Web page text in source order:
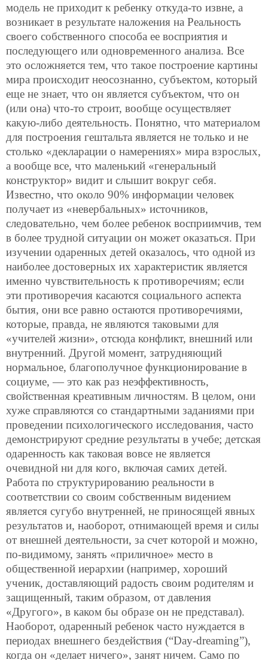
модель не приходит к ребенку откуда-то извне, а
возникает в результате наложения на Реальность
своего собственного способа ее восприятия и
последующего или одновременного анализа. Все
это осложняется тем, что такое построение картины
мира происходит неосознанно, субъектом, который
еще не знает, что он является субъектом, что он
(или она) что-то строит, вообще осуществляет
какую-либо деятельность. Понятно, что материалом
для построения гештальта является не только и не
столько «декларации о намерениях» мира взрослых,
а вообще все, что маленький «генеральный
конструктор» видит и слышит вокруг себя.
Известно, что около 90% информации человек
получает из «невербальных» источников,
следовательно, чем более ребенок восприимчив, тем
в более трудной ситуации он может оказаться. При
изучении одаренных детей оказалось, что одной из
наиболее достоверных их характеристик является
именно чувствительность к противоречиям; если
эти противоречия касаются социального аспекта
бытия, они все равно остаются противоречиями,
которые, правда, не являются таковыми для
«учителей жизни», отсюда конфликт, внешний или
внутренний. Другой момент, затрудняющий
нормальное, благополучное функционирование в
социуме, — это как раз неэффективность,
свойственная креативным личностям. В целом, они
хуже справляются со стандартными заданиями при
проведении психологического исследования, часто
демонстрируют средние результаты в учебе; детская
одаренность как таковая вовсе не является
очевидной ни для кого, включая самих детей.
Работа по структурированию реальности в
соответствии со своим собственным видением
является сугубо внутренней, не приносящей явных
результатов и, наоборот, отнимающей время и силы
от внешней деятельности, за счет которой и можно,
по-видимому, занять «приличное» место в
общественной иерархии (например, хороший
ученик, доставляющий радость своим родителям и
защищенный, таким образом, от давления
«Другого», в каком бы образе он не представал).
Наоборот, одаренный ребенок часто нуждается в
периодах внешнего бездействия (“Day-dreaming”),
когда он «делает ничего», занят ничем. Само по